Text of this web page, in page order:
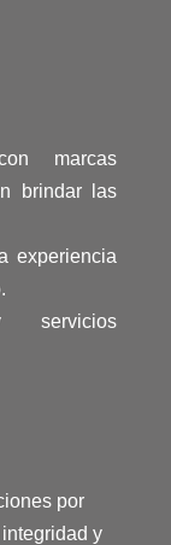
marcas
brindar las
experiencia
servicios
por
y